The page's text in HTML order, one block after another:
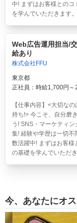
中! まずはお客様との
を学んでいただきます
Web広告運用担当/
給あり
株式会社FFU
東京都
正社員：時給1,700円～
【仕事内容】<大切な
持ち!> 今こそ、自分磨
う! SNS・マーケティ
集! 経験や学歴は一切不
数活躍中! まずはお客
の基礎を学んでいただ
今、あなたにオ